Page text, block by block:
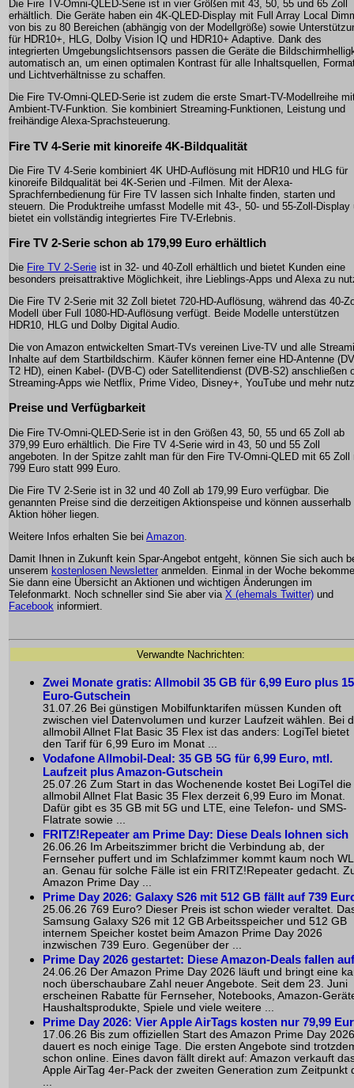
Die Fire TV-Omni-QLED-Serie ist in vier Größen mit 43, 50, 55 und 65 Zoll
erhältlich. Die Geräte haben ein 4K-QLED-Display mit Full Array Local
von bis zu 80 Bereichen (abhängig von der Modellgröße) sowie
für HDR10+, HLG, Dolby Vision IQ und HDR10+ Adaptive. Dank des
integrierten Umgebungslichtsensors passen die Geräte die
automatisch an, um einen optimalen Kontrast für alle Inhaltsquellen,
und Lichtverhältnisse zu schaffen.
Die Fire TV-Omni-QLED-Serie ist zudem die erste Smart-TV-Modellreihe
Ambient-TV-Funktion. Sie kombiniert Streaming-Funktionen, Leistung und
freihändige Alexa-Sprachsteuerung.
Fire TV 4-Serie mit kinoreife 4K-Bildqualität
Die Fire TV 4-Serie kombiniert 4K UHD-Auflösung mit HDR10 und HLG für
kinoreife Bildqualität bei 4K-Serien und -Filmen. Mit der Alexa-
Sprachfernbedienung für Fire TV lassen sich Inhalte finden, starten und
steuern. Die Produktreihe umfasst Modelle mit 43-, 50- und 55-Zoll-Display
bietet ein vollständig integriertes Fire TV-Erlebnis.
Fire TV 2-Serie schon ab 179,99 Euro erhältlich
Die Fire TV 2-Serie ist in 32- und 40-Zoll erhältlich und bietet Kunden eine
besonders preisattraktive Möglichkeit, ihre Lieblings-Apps und Alexa zu
Die Fire TV 2-Serie mit 32 Zoll bietet 720-HD-Auflösung, während das 40-
Modell über Full 1080-HD-Auflösung verfügt. Beide Modelle unterstützen
HDR10, HLG und Dolby Digital Audio.
Die von Amazon entwickelten Smart-TVs vereinen Live-TV und alle
Inhalte auf dem Startbildschirm. Käufer können ferner eine HD-Antenne
T2 HD), einen Kabel- (DVB-C) oder Satellitendienst (DVB-S2) anschließen
Streaming-Apps wie Netflix, Prime Video, Disney+, YouTube und mehr
Preise und Verfügbarkeit
Die Fire TV-Omni-QLED-Serie ist in den Größen 43, 50, 55 und 65 Zoll ab
379,99 Euro erhältlich. Die Fire TV 4-Serie wird in 43, 50 und 55 Zoll
angeboten. In der Spitze zahlt man für den Fire TV-Omni-QLED mit 65 Zoll
799 Euro statt 999 Euro.
Die Fire TV 2-Serie ist in 32 und 40 Zoll ab 179,99 Euro verfügbar. Die
genannten Preise sind die derzeitigen Aktionspeise und können ausserhalb
Aktion höher liegen.
Weitere Infos erhalten Sie bei Amazon
Damit Ihnen in Zukunft kein Spar-Angebot entgeht, können Sie sich auch
unserem kostenlosen Newsletter anmelden. Einmal in der Woche
Sie dann eine Übersicht an Aktionen und wichtigen Änderungen im
Telefonmarkt. Noch schneller sind Sie aber via X (ehemals Twitter) und
Facebook informiert.
Verwandte Nachrichten:
Zwei Monate gratis: Allmobil 35 GB für 6,99 Euro plus
Euro-Gutschein
31.07.26 Bei günstigen Mobilfunktarifen müssen Kunden oft
zwischen viel Datenvolumen und kurzer Laufzeit wählen. Bei
allmobil Allnet Flat Basic 35 Flex ist das anders: LogiTel bietet
den Tarif für 6,99 Euro im Monat ...
Vodafone Allmobil-Deal: 35 GB 5G für 6,99 Euro, mtl.
Laufzeit plus Amazon-Gutschein
25.07.26 Zum Start in das Wochenende kostet Bei LogiTel die
allmobil Allnet Flat Basic 35 Flex derzeit 6,99 Euro im Monat.
Dafür gibt es 35 GB mit 5G und LTE, eine Telefon- und SMS-
Flatrate sowie ...
FRITZ!Repeater am Prime Day: Diese Deals lohnen sich
26.06.26 Im Arbeitszimmer bricht die Verbindung ab, der
Fernseher puffert und im Schlafzimmer kommt kaum noch
an. Genau für solche Fälle ist ein FRITZ!Repeater gedacht.
Amazon Prime Day ...
Prime Day 2026: Galaxy S26 mit 512 GB fällt auf 739
25.06.26 769 Euro? Dieser Preis ist schon wieder veraltet.
Samsung Galaxy S26 mit 12 GB Arbeitsspeicher und 512 GB
internem Speicher kostet beim Amazon Prime Day 2026
inzwischen 739 Euro. Gegenüber der ...
Prime Day 2026 gestartet: Diese Amazon-Deals fallen auf
24.06.26 Der Amazon Prime Day 2026 läuft und bringt eine
noch überschaubare Zahl neuer Angebote. Seit dem 23. Juni
erscheinen Rabatte für Fernseher, Notebooks, Amazon-
Haushaltsprodukte, Spiele und viele weitere ...
Prime Day 2026: Vier Apple AirTags kosten nur 79,99
17.06.26 Bis zum offiziellen Start des Amazon Prime Day 2026
dauert es noch einige Tage. Die ersten Angebote sind
schon online. Eines davon fällt direkt auf: Amazon verkauft
Apple AirTag 4er-Pack der zweiten Generation zum Zeitpunkt